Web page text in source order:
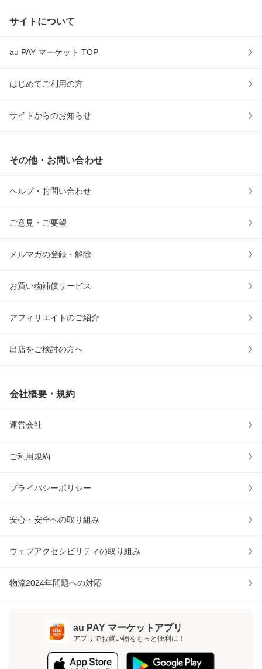
サイトについて
au PAY マーケット TOP
はじめてご利用の方
サイトからのお知らせ
その他・お問い合わせ
ヘルプ・お問い合わせ
ご意見・ご要望
メルマガの登録・解除
お買い物補償サービス
アフィリエイトのご紹介
出店をご検討の方へ
会社概要・規約
運営会社
ご利用規約
プライバシーポリシー
安心・安全への取り組み
ウェブアクセシビリティの取り組み
物流2024年問題への対応
au PAY マーケットアプリ
アプリでお買い物をもっと便利に！